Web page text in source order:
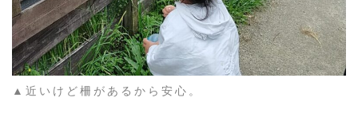
▲近いけど柵があるから安心。